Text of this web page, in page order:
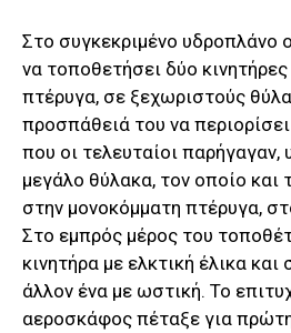
Στο συγκεκριμένο υδροπλάνο
να τοποθετήσει δύο
πτέρυγα, σε ξεχωριστούς
προσπάθειά του να
που οι τελευταίοι παρήγαγαν,
μεγάλο θύλακα, τον οποίο
στην μονοκόμματη πτέρυγα,
Στο εμπρός μέρος του
κινητήρα με ελκτική έλικα
άλλον ένα με ωστική. Το
αεροσκάφος πέταξε για